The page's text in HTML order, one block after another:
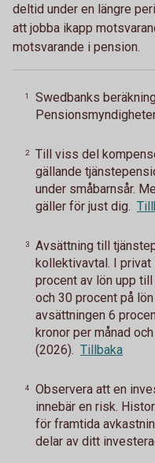
deltid under en längre
att jobba ikapp
motsvarande i pension.
1
Swedbanks
2
Till viss del
gällande
under småbarnsår.
gäller för just dig.
3
Avsättning till
kollektivavtal. I privat
procent av lön upp
och 30 procent på
avsättningen 6
kronor per månad
(2026). Tillbaka
4
Observera att en
innebär en risk.
för framtida
delar av ditt